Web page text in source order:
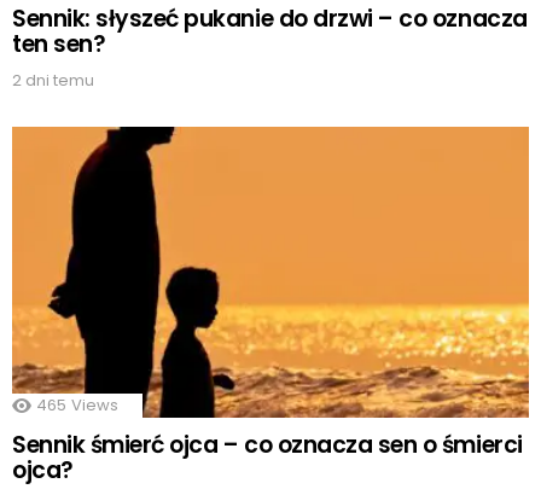
Sennik: słyszeć pukanie do drzwi – co oznacza
ten sen?
2 dni temu
465 Views
Sennik śmierć ojca – co oznacza sen o śmierci
ojca?